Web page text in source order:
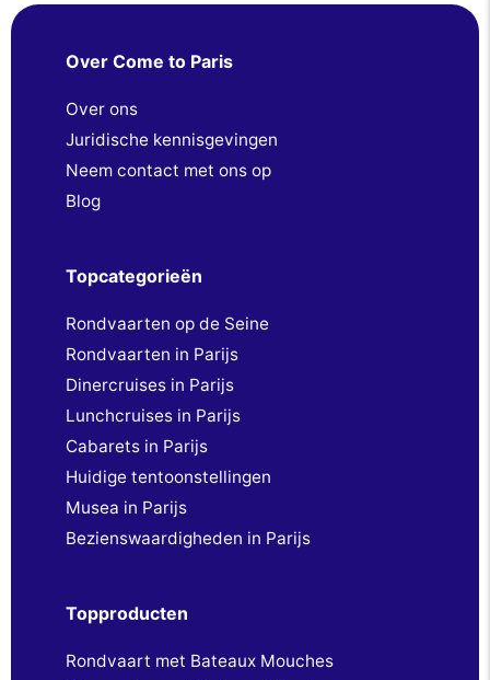
Over Come to Paris
Over ons
Juridische kennisgevingen
Neem contact met ons op
Blog
Topcategorieën
Rondvaarten op de Seine
Rondvaarten in Parijs
Dinercruises in Parijs
Lunchcruises in Parijs
Cabarets in Parijs
Huidige tentoonstellingen
Musea in Parijs
Bezienswaardigheden in Parijs
Topproducten
Rondvaart met Bateaux Mouches